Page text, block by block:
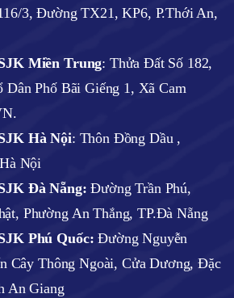
3, Đường TX21, KP6, P.Thới An,
Miền Trung: Thửa Đất Số 182,
Phố Bãi Giếng 1, Xã Cam
Hà Nội: Thôn Đồng Dầu ,
Nội
Đà Nẵng: Đường Trần Phú,
Phường An Thắng, TP.Đà Nẵng
Phú Quốc: Đường Nguyễn
Cây Thông Ngoài, Cửa Dương, Đặc
An Giang